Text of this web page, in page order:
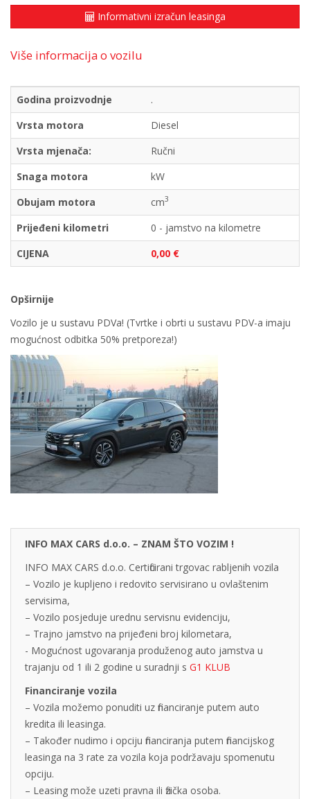
Informativni izračun leasinga
Više informacija o vozilu
Godina proizvodnje
.
Vrsta motora
Diesel
Vrsta mjenača:
Ručni
Snaga motora
kW
Obujam motora
cm3
Prijeđeni kilometri
0 - jamstvo na kilometre
CIJENA
0,00 €
Opširnije
Vozilo je u sustavu PDVa! (Tvrtke i obrti u sustavu PDV-a imaju
mogućnost odbitka 50% pretporeza!)
INFO MAX CARS d.o.o. – ZNAM ŠTO VOZIM !
INFO MAX CARS d.o.o. Certificirani trgovac rabljenih vozila
– Vozilo je kupljeno i redovito servisirano u ovlaštenim
servisima,
– Vozilo posjeduje urednu servisnu evidenciju,
– Trajno jamstvo na prijeđeni broj kilometara,
- Mogućnost ugovaranja produženog auto jamstva u
trajanju od 1 ili 2 godine u suradnji s G1 KLUB
Financiranje vozila
– Vozila možemo ponuditi uz financiranje putem auto
kredita ili leasinga.
– Također nudimo i opciju financiranja putem financijskog
leasinga na 3 rate za vozila koja podržavaju spomenutu
opciju.
– Leasing može uzeti pravna ili fizička osoba.